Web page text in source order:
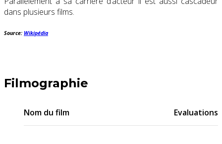
dans plusieurs films.
Source: Wikipédia
Filmographie
Nom du film Evaluations